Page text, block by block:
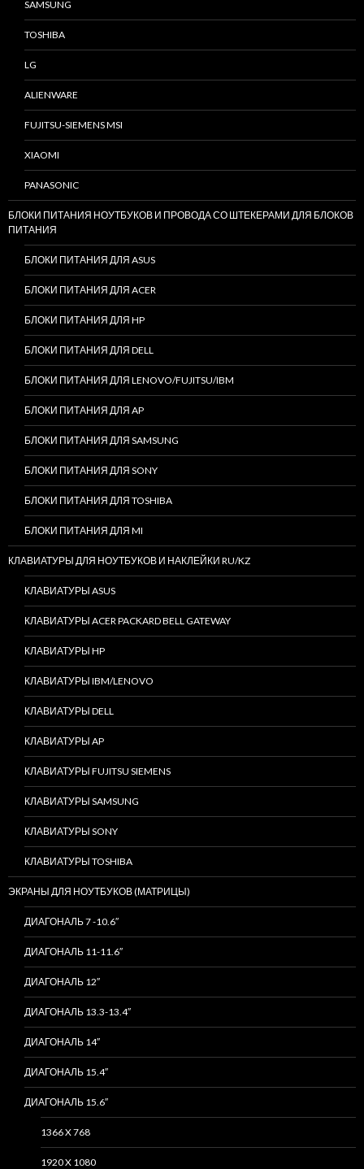
SAMSUNG
TOSHIBA
LG
ALIENWARE
FUJITSU-SIEMENS MSI
XIAOMI
PANASONIC
БЛОКИ ПИТАНИЯ НОУТБУКОВ И ПРОВОДА СО ШТЕКЕРАМИ ДЛЯ БЛОКОВ
ПИТАНИЯ
БЛОКИ ПИТАНИЯ ДЛЯ ASUS
БЛОКИ ПИТАНИЯ ДЛЯ ACER
БЛОКИ ПИТАНИЯ ДЛЯ HP
БЛОКИ ПИТАНИЯ ДЛЯ DELL
БЛОКИ ПИТАНИЯ ДЛЯ LENOVO/FUJITSU/IBM
БЛОКИ ПИТАНИЯ ДЛЯ AP
БЛОКИ ПИТАНИЯ ДЛЯ SAMSUNG
БЛОКИ ПИТАНИЯ ДЛЯ SONY
БЛОКИ ПИТАНИЯ ДЛЯ TOSHIBA
БЛОКИ ПИТАНИЯ ДЛЯ MI
КЛАВИАТУРЫ ДЛЯ НОУТБУКОВ И НАКЛЕЙКИ RU/KZ
КЛАВИАТУРЫ ASUS
КЛАВИАТУРЫ ACER PACKARD BELL GATEWAY
КЛАВИАТУРЫ HP
КЛАВИАТУРЫ IBM/LENOVO
КЛАВИАТУРЫ DELL
КЛАВИАТУРЫ AP
КЛАВИАТУРЫ FUJITSU SIEMENS
КЛАВИАТУРЫ SAMSUNG
КЛАВИАТУРЫ SONY
КЛАВИАТУРЫ TOSHIBA
ЭКРАНЫ ДЛЯ НОУТБУКОВ (МАТРИЦЫ)
ДИАГОНАЛЬ 7 -10.6″
ДИАГОНАЛЬ 11-11.6″
ДИАГОНАЛЬ 12″
ДИАГОНАЛЬ 13.3-13.4″
ДИАГОНАЛЬ 14″
ДИАГОНАЛЬ 15.4″
ДИАГОНАЛЬ 15.6″
1366 X 768
1920 X 1080